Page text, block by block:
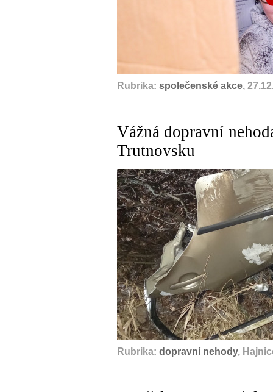
Rubrika: společenské akce,
Vážná dopravní
Trutnovsku
Rubrika: dopravní nehody,